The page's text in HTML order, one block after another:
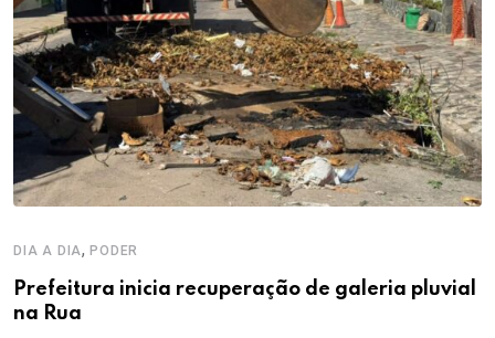
DIA A DIA,PODER
Prefeitura inicia recuperação de galeria pluvial
na Rua